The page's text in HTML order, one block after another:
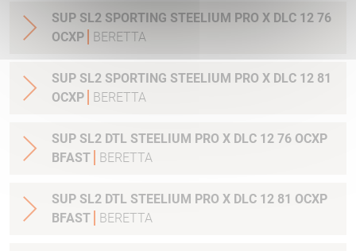
SUP SL2 SPORTING STEELIUM PRO X DLC 12 76
OCXP
BERETTA
SUP SL2 SPORTING STEELIUM PRO X DLC 12 81
OCXP
BERETTA
SUP SL2 DTL STEELIUM PRO X DLC 12 76 OCXP
BFAST
BERETTA
SUP SL2 DTL STEELIUM PRO X DLC 12 81 OCXP
BFAST
BERETTA